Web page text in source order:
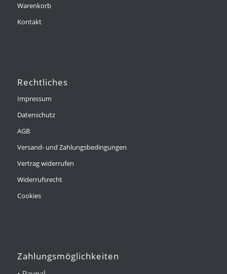
Warenkorb
Kontakt
Rechtliches
Impressum
Datenschutz
AGB
Versand- und Zahlungsbedingungen
Vertrag widerrufen
Widerrufsrecht
Cookies
Zahlungsmöglichkeiten